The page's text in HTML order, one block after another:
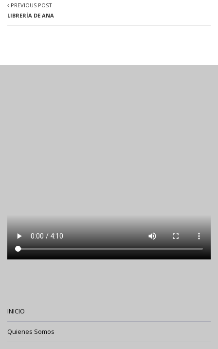
PREVIOUS POST
LIBRERÍA DE ANA
INICIO
Quienes Somos